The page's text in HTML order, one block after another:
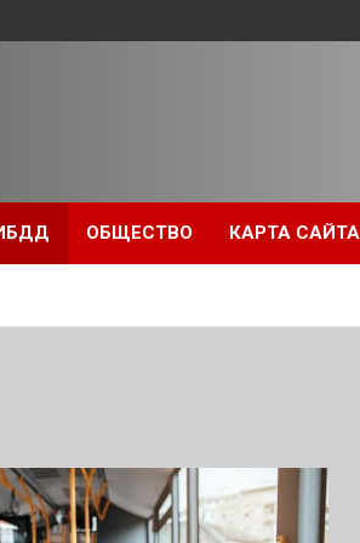
ОБЩЕСТВО КАРТА САЙТА